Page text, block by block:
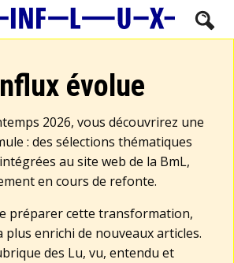
évolue
2026, vous découvrirez une
: des sélections thématiques
au site web de la BmL,
en cours de refonte.
préparer cette transformation,
plus enrichi de nouveaux articles.
des Lu, vu, entendu et